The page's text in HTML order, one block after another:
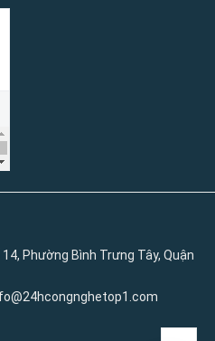
Phường Bình Trưng Tây, Quận